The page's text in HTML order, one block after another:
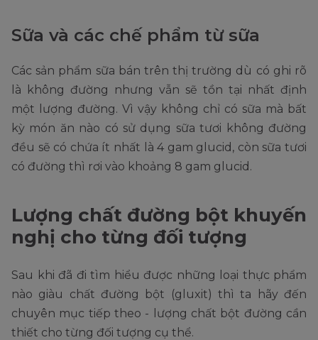
Sữa và các chế phẩm từ sữa
Các sản phẩm sữa bán trên thị trường dù có ghi rõ
là không đường nhưng vẫn sẽ tồn tại nhất định
một lượng đường. Vì vậy không chỉ có sữa mà bất
kỳ món ăn nào có sử dụng sữa tươi không đường
đều sẽ có chứa ít nhất là 4 gam glucid, còn sữa tươi
có đường thì rơi vào khoảng 8 gam glucid.
Lượng chất đường bột khuyến
nghị cho từng đối tượng
Sau khi đã đi tìm hiểu được những loại thực phẩm
nào giàu chất đường bột (gluxit) thì ta hãy đến
chuyên mục tiếp theo - lượng chất bột đường cần
thiết cho từng đối tượng cụ thể.